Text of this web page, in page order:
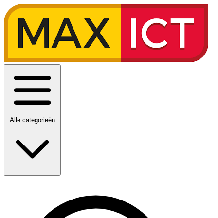
Alle categorieën